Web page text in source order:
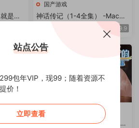
是那
享国
赠win
国产游戏
神话传记（1-4全集） -Mac游
戏【VIP专享国风休闲合集画风
赞互动无马动态声优免steam
会员定制站长推荐赠windows
版】（Fairy Biography 1-4 fo
9.9
有傲慢
国产游戏
龙傲天的多元宇宙 V1.3 -Mac
站点公告
包年VIP，现99；随着资源不
价！
立即查看